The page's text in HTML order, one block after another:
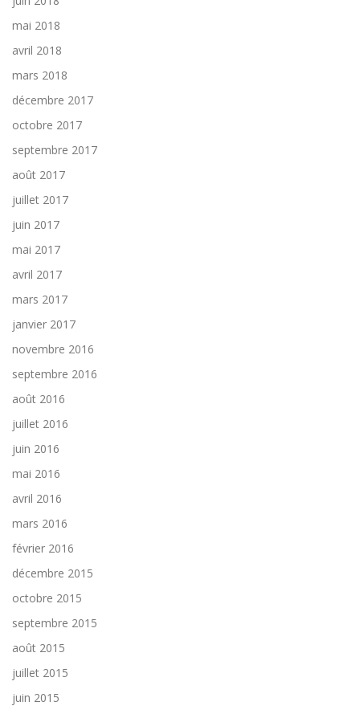
mai 2018
avril 2018
mars 2018
décembre 2017
octobre 2017
septembre 2017
août 2017
juillet 2017
juin 2017
mai 2017
avril 2017
mars 2017
janvier 2017
novembre 2016
septembre 2016
août 2016
juillet 2016
juin 2016
mai 2016
avril 2016
mars 2016
février 2016
décembre 2015
octobre 2015
septembre 2015
août 2015
juillet 2015
juin 2015